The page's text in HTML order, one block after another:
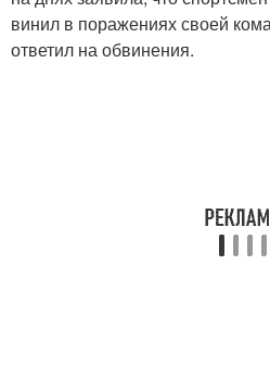
винил в поражениях своей
ответил на обвинения.